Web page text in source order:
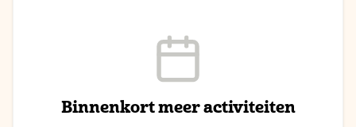
Binnenkort meer activiteiten